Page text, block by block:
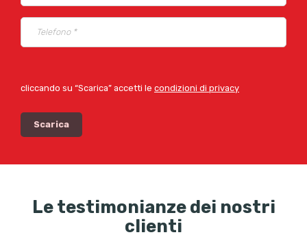
cliccando su “Scarica” accetti le condizioni di privacy
Le testimonianze dei nostri
clienti